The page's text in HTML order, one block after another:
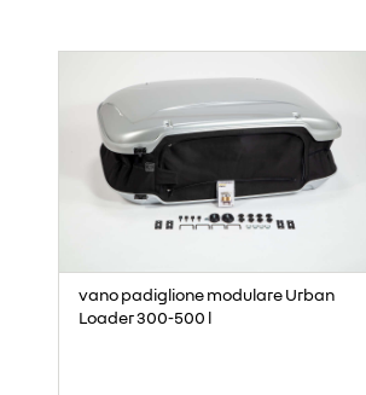
vano padiglione modulare Urban
Loader 300-500 l